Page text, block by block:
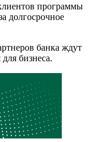
программы
долгосрочное
банка ждут
бизнеса.